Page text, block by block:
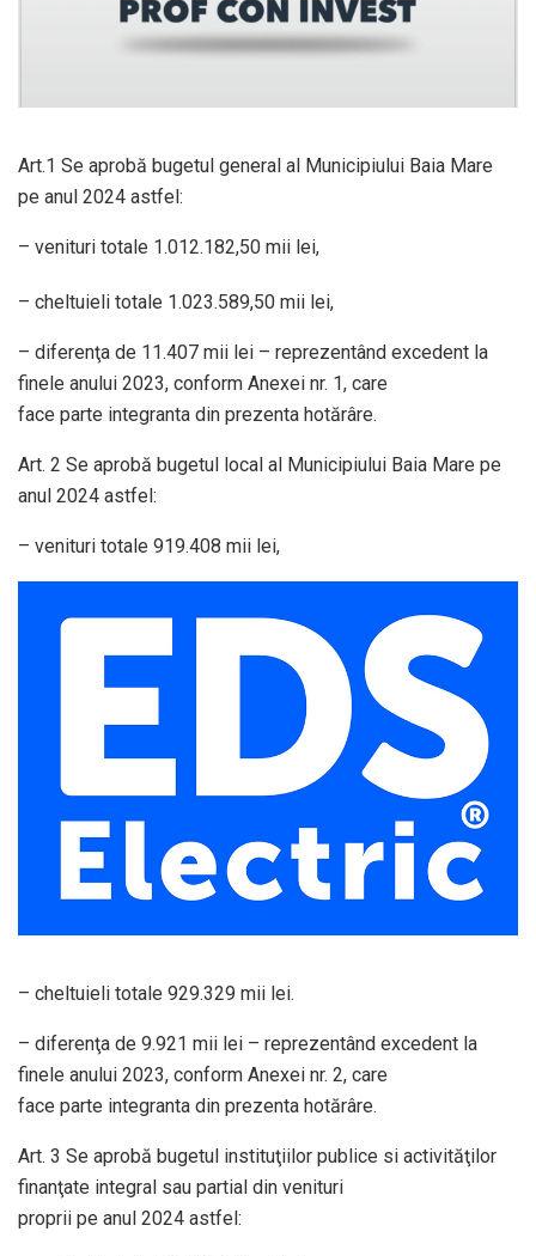
Art.1 Se aprobă bugetul general al Municipiului Baia Mare
pe anul 2024 astfel:
– venituri totale 1.012.182,50 mii lei,
– cheltuieli totale 1.023.589,50 mii lei,
– diferenţa de 11.407 mii lei – reprezentând excedent la
finele anului 2023, conform Anexei nr. 1, care
face parte integranta din prezenta hotărâre.
Art. 2 Se aprobă bugetul local al Municipiului Baia Mare pe
anul 2024 astfel:
– venituri totale 919.408 mii lei,
– cheltuieli totale 929.329 mii lei.
– diferenţa de 9.921 mii lei – reprezentând excedent la
finele anului 2023, conform Anexei nr. 2, care
face parte integranta din prezenta hotărâre.
Art. 3 Se aprobă bugetul instituţiilor publice si activităţilor
finanţate integral sau partial din venituri
proprii pe anul 2024 astfel: